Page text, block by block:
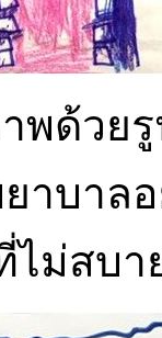
พด้ว
ยาบา
ม่สบา